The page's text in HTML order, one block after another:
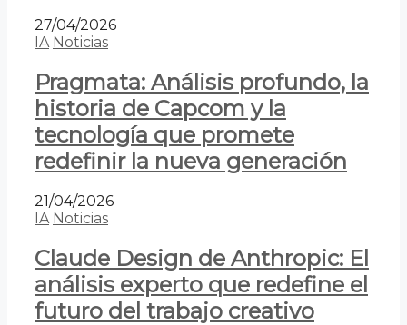
27/04/2026
IA Noticias
Pragmata: Análisis profundo, la
historia de Capcom y la
tecnología que promete
redefinir la nueva generación
21/04/2026
IA Noticias
Claude Design de Anthropic: El
análisis experto que redefine el
futuro del trabajo creativo